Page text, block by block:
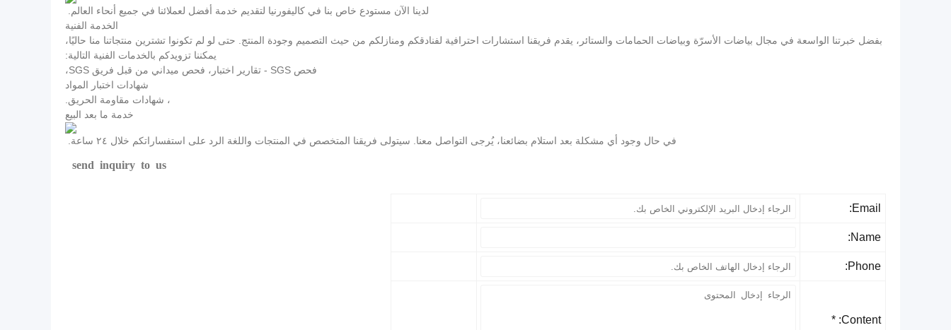
لدينا الآن مستودع خاص بنا في كاليفورنيا لتقديم خدمة أفضل لعملائنا في جميع أنحاء العالم.
الخدمة الفنية
بفضل خبرتنا الواسعة في مجال بياضات الأسرّة وبياضات الحمامات والستائر، يقدم فريقنا استشارات احترافية لفنادقكم ومنازلكم من حيث التصميم وجودة المنتج. حتى لو لم تكونوا تشترين منتجاتنا منا حاليًا،
يمكننا تزويدكم بالخدمات الفنية التالية:
فحص SGS - تقارير اختبار، فحص ميداني من قبل فريق SGS،
شهادات اختبار المواد
، شهادات مقاومة الحريق.
خدمة ما بعد البيع
في حال وجود أي مشكلة بعد استلام بضائعنا، يُرجى التواصل معنا. سيتولى فريقنا المتخصص في المنتجات واللغة الرد على استفساراتكم خلال ٢٤ ساعة.
send inquiry to us
Email:
Name:
Phone:
Content: *